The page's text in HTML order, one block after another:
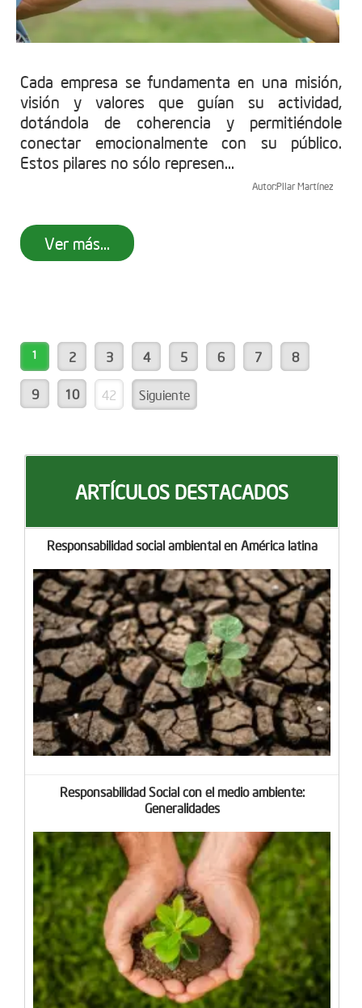
Cada empresa se fundamenta en una misión,
visión y valores que guían su actividad,
dotándola de coherencia y permitiéndole
conectar emocionalmente con su público.
Estos pilares no sólo represen...
Autor:Pilar Martínez
Ver más...
1 2 3 4 5 6 7 8
9 10 42 Siguiente
ARTÍCULOS DESTACADOS
Responsabilidad social ambiental en América latina
Responsabilidad Social con el medio ambiente:
Generalidades